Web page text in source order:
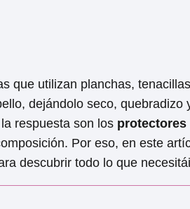
que utilizan planchas,
dejándolo seco, quebradizo
respuesta son los
Por eso, en este
descubrir todo lo que